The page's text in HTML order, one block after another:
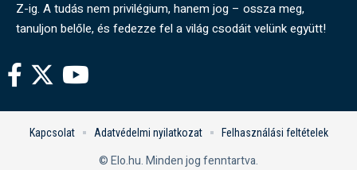
Z-ig. A tudás nem privilégium, hanem jog – ossza meg,
tanuljon belőle, és fedezze fel a világ csodáit velünk együtt!
© Elo.hu. Minden jog fenntartva.
Kapcsolat Adatvédelmi nyilatkozat Felhasználási feltételek